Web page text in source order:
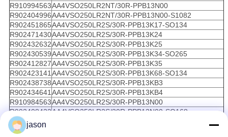
R910994563AA4VSO250LR2NT/30R-PPB13N00
R902404996AA4VSO250LR2NT/30R-PPB13N00-S1082
R902451865AA4VSO250LR2S/30R-PPB13K17-SO134
R902471430AA4VSO250LR2S/30R-PPB13K24
R902432632AA4VSO250LR2S/30R-PPB13K25
R902430539AA4VSO250LR2S/30R-PPB13K34-SO265
R902412827AA4VSO250LR2S/30R-PPB13K35
R902423141 AA4VSO250LR2S/30R-PPB13K68-SO134
R902438738AA4VSO250LR2S/30R-PPB13KB3
R902434641 AA4VSO250LR2S/30R-PPB13KB4
R910984563AA4VSO250LR2S/30R-PPB13N00
R902408432AA4VSO250LR2S/30R-PPB13N00-SO168
R902432974
R902413606
jason